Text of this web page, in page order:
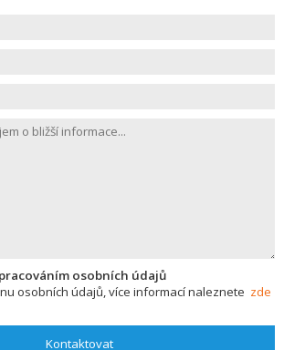
osobních údajů
osobních údajů, více informací naleznete zde
Kontaktovat